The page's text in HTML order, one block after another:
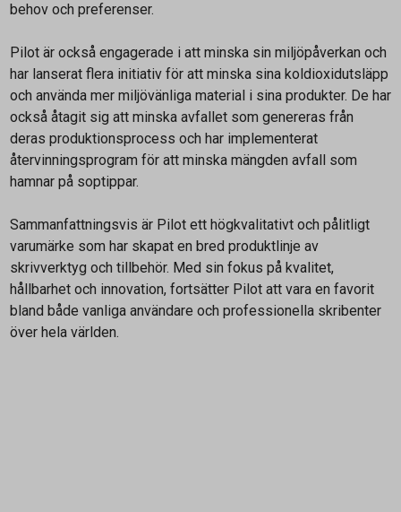
behov och preferenser.
Pilot är också engagerade i att minska sin miljöpåverkan och
har lanserat flera initiativ för att minska sina koldioxidutsläpp
och använda mer miljövänliga material i sina produkter. De har
också åtagit sig att minska avfallet som genereras från
deras produktionsprocess och har implementerat
återvinningsprogram för att minska mängden avfall som
hamnar på soptippar.
Sammanfattningsvis är Pilot ett högkvalitativt och pålitligt
varumärke som har skapat en bred produktlinje av
skrivverktyg och tillbehör. Med sin fokus på kvalitet,
hållbarhet och innovation, fortsätter Pilot att vara en favorit
bland både vanliga användare och professionella skribenter
över hela världen.